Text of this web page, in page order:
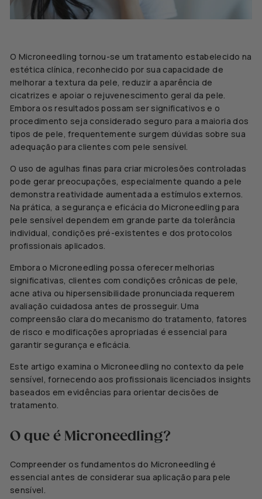
O Microneedling tornou-se um tratamento estabelecido na
estética clínica, reconhecido por sua capacidade de
melhorar a textura da pele, reduzir a aparência de
cicatrizes e apoiar o rejuvenescimento geral da pele.
Embora os resultados possam ser significativos e o
procedimento seja considerado seguro para a maioria dos
tipos de pele, frequentemente surgem dúvidas sobre sua
adequação para clientes com pele sensível.
O uso de agulhas finas para criar microlesões controladas
pode gerar preocupações, especialmente quando a pele
demonstra reatividade aumentada a estímulos externos.
Na prática, a segurança e eficácia do Microneedling para
pele sensível dependem em grande parte da tolerância
individual, condições pré-existentes e dos protocolos
profissionais aplicados.
Embora o Microneedling possa oferecer melhorias
significativas, clientes com condições crônicas de pele,
acne ativa ou hipersensibilidade pronunciada requerem
avaliação cuidadosa antes de prosseguir. Uma
compreensão clara do mecanismo do tratamento, fatores
de risco e modificações apropriadas é essencial para
garantir segurança e eficácia.
Este artigo examina o Microneedling no contexto da pele
sensível, fornecendo aos profissionais licenciados insights
baseados em evidências para orientar decisões de
tratamento.
O que é Microneedling?
Compreender os fundamentos do Microneedling é
essencial antes de considerar sua aplicação para pele
sensível.